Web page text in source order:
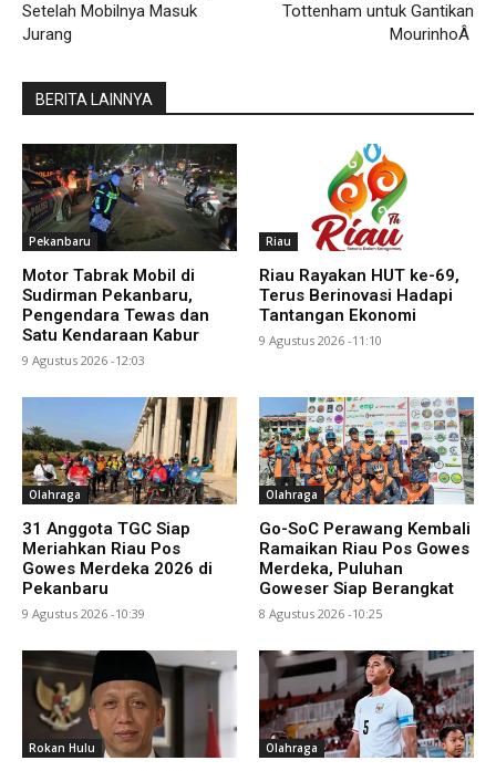
Setelah Mobilnya Masuk
Jurang
Tottenham untuk Gantikan
MourinhoÂ
BERITA LAINNYA
Pekanbaru
Motor Tabrak Mobil di
Sudirman Pekanbaru,
Pengendara Tewas dan
Satu Kendaraan Kabur
9 Agustus 2026 -12:03
Riau
Riau Rayakan HUT ke-69,
Terus Berinovasi Hadapi
Tantangan Ekonomi
9 Agustus 2026 -11:10
Olahraga
31 Anggota TGC Siap
Meriahkan Riau Pos
Gowes Merdeka 2026 di
Pekanbaru
9 Agustus 2026 -10:39
Olahraga
Go-SoC Perawang Kembali
Ramaikan Riau Pos Gowes
Merdeka, Puluhan
Goweser Siap Berangkat
8 Agustus 2026 -10:25
Rokan Hulu Olahraga